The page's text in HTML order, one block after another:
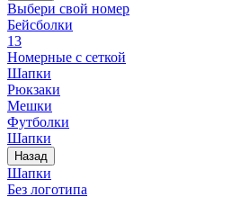
Выбери свой номер
Бейсболки
13
Номерные с сеткой
Шапки
Рюкзаки
Мешки
Футболки
Шапки
Назад
Шапки
Без логотипа